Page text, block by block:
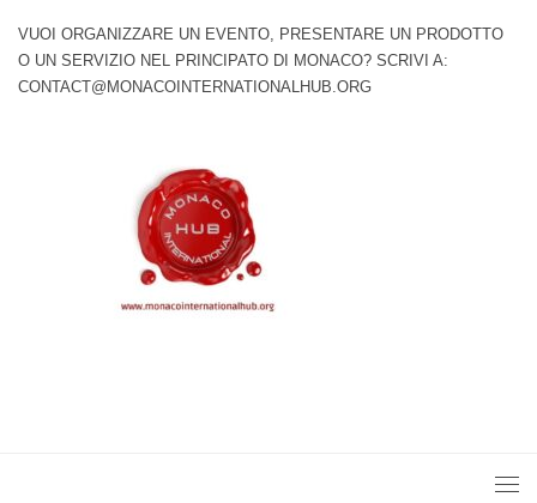
VUOI ORGANIZZARE UN EVENTO, PRESENTARE UN PRODOTTO
O UN SERVIZIO NEL PRINCIPATO DI MONACO? SCRIVI A:
CONTACT@MONACOINTERNATIONALHUB.ORG